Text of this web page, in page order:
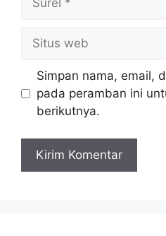
Situs
web
Simpan nama, email,
pada peramban ini
berikutnya.